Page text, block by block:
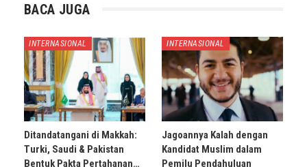
BACA JUGA
INTERNASIONAL
Ditandatangani di Makkah:
Turki, Saudi & Pakistan
Bentuk Pakta Pertahanan…
INTERNASIONAL
Jagoannya Kalah dengan
Kandidat Muslim dalam
Pemilu Pendahuluan